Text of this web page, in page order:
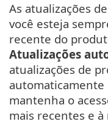
As atualizações
você esteja
recente do
Atualizações
atualizações de
automaticamente
mantenha o
mais recentes e